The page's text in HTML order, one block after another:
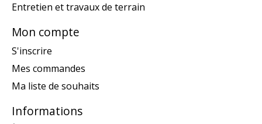
Entretien et travaux de terrain
Mon compte
S'inscrire
Mes commandes
Ma liste de souhaits
Informations